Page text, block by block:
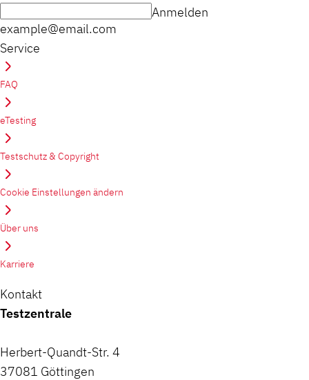
example@email.com
Anmelden
Service
FAQ
eTesting
Testschutz & Copyright
Cookie Einstellungen ändern
Über uns
Karriere
Kontakt
Testzentrale
Herbert-Quandt-Str. 4
37081 Göttingen